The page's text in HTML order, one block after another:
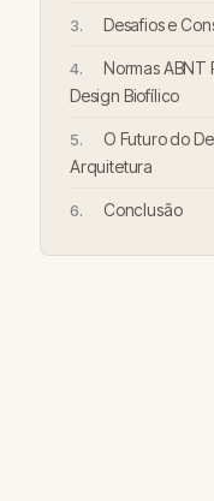
Desafios e
Normas ABNT
Design Biofílico
O Futuro do
Arquitetura
Conclusão